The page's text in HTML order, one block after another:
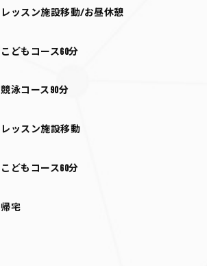
レッスン施設移動/お昼休憩
こどもコース60分
競泳コース90分
レッスン施設移動
こどもコース60分
帰宅